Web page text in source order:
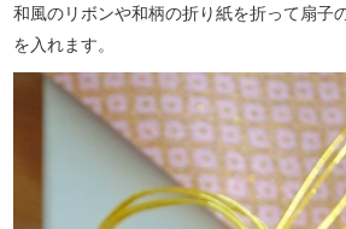
和風のリボンや和柄の折り紙を折って扇子
を入れます。